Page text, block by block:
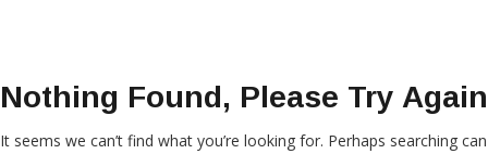
Nothing Found, Please Try Again
It seems we can’t find what you’re looking for. Perhaps searching can